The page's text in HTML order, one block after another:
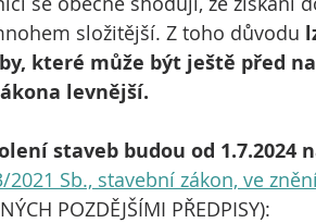
složitější. Z toho důvodu
které může být ještě před
levnější.
staveb budou od 1.7.2024
Sb., stavební zákon, ve
POZDĚJŠÍMI PŘEDPISY):